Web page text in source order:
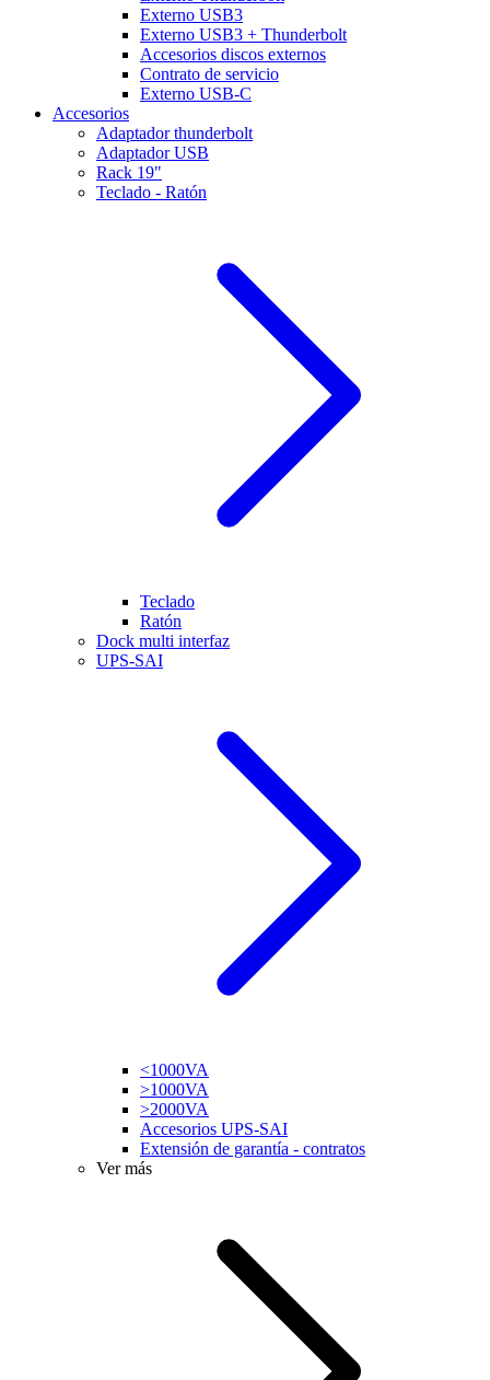
Externo USB3
Externo USB3 + Thunderbolt
Accesorios discos externos
Contrato de servicio
Externo USB-C
Accesorios
Adaptador thunderbolt
Adaptador USB
Rack 19"
Teclado - Ratón
Teclado
Ratón
Dock multi interfaz
UPS-SAI
<1000VA
>1000VA
>2000VA
Accesorios UPS-SAI
Extensión de garantía - contratos
Ver más